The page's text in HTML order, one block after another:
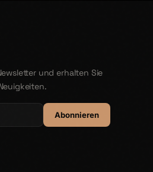
und erhalten Sie
Abonnieren